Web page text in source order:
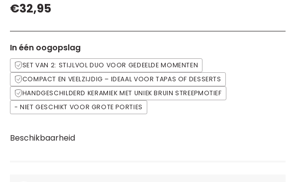
Normale
prijs
€32,95
In één oogopslag
SET VAN 2: STIJLVOL DUO VOOR GEDEELDE MOMENTEN
COMPACT EN VEELZIJDIG – IDEAAL VOOR TAPAS OF DESSERTS
HANDGESCHILDERD KERAMIEK MET UNIEK BRUIN STREEPMOTIEF
- NIET GESCHIKT VOOR GROTE PORTIES
Beschikbaarheid